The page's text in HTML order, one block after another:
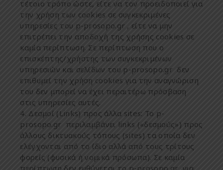
τέτοιο τρόπο ώστε, είτε να τον προειδοποιεί για
την χρήση των cookies σε συγκεκρι μένες
υπηρεσίες του p-prosopo.gr είτε να μην
επιτρέπει την αποδοχή της χρήσης cookies σε
καμία περίπτωση. Σε περίπτωση που ο
επισκέπτης/χρήστης των συγκεκρι μένων
υπηρεσιών και σελίδων του p-prosopo.gr δεν
επιθυμεί την χρήση cookies για την αναγνώριση
του δεν μπορεί να έχει περαιτέρω πρόσβαση
στις υπηρεσίες αυτές.
Δεσμοί (Links) προς άλλα sites: Το p-
prosopo.gr περιλα μβάνει links («δεσμούς») προς
άλλους δικτυακούς τόπους (sites) τα οποία δεν
ελέγχονται από το ίδιο αλλά από τους τρίτους
φορείς (φυσικά ή νομικά πρόσωπα). Σε καμία
περί πτωση δεν ευθύνεται το p-prosopo.gr για